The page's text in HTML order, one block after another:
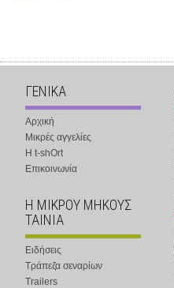
ΓΕΝΙΚΑ
Αρχική
Μικρές αγγελίες
Η t-shOrt
Επικοινωνία
Η ΜΙΚΡΟΥ ΜΗΚΟΥΣ
ΤΑΙΝΙΑ
Ειδήσεις
Τράπεζα σεναρίων
Trailers